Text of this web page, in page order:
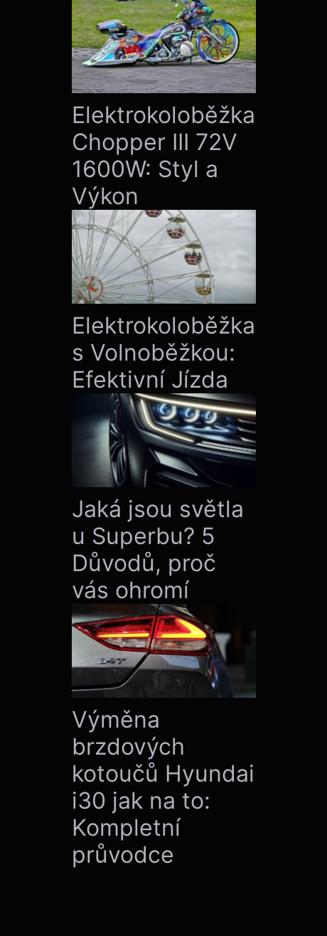
Elektrokoloběžka
Chopper III 72V
1600W: Styl a
Výkon
Elektrokoloběžka
s Volnoběžkou:
Efektivní Jízda
Jaká jsou světla
u Superbu? 5
Důvodů, proč
vás ohromí
Výměna
brzdových
kotoučů Hyundai
i30 jak na to:
Kompletní
průvodce